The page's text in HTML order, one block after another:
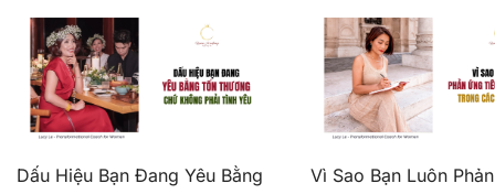
Dấu Hiệu Bạn Đang Yêu Bằng
Vì Sao Bạn Luôn